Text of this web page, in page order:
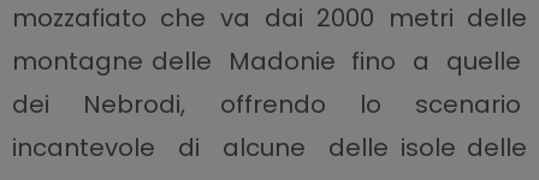
mozzafiato che va dai 2000 metri delle
montagne delle Madonie fino a quelle
dei Nebrodi, offrendo lo scenario
incantevole di alcune delle isole delle